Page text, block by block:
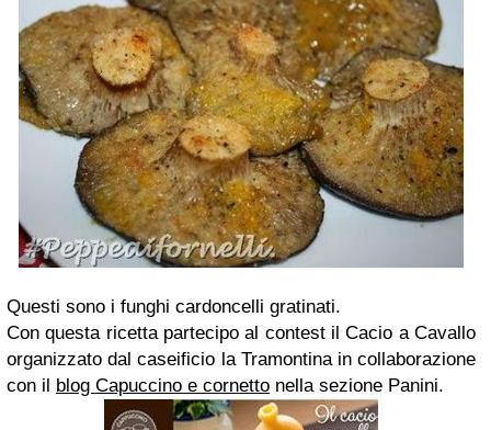
Questi sono i funghi cardoncelli gratinati.
Con questa ricetta partecipo al contest il Cacio a Cavallo
organizzato dal caseificio la Tramontina in collaborazione
con il blog Capuccino e cornetto nella sezione Panini.